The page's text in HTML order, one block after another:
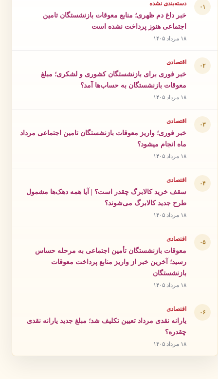
۰۱ دسته‌بندی نشده
خبر داغ دم ظهری؛ منابع معوقات بازنشستگان تامین
اجتماعی هنوز پرداخت نشده است
۱۸ مرداد ۱۴۰۵
۰۲ اقتصادی
خبر فوری برای بازنشستگان کشوری و لشکری؛ مبلغ
معوقات بازنشستگان به حساب‌ها آمد؟
۱۸ مرداد ۱۴۰۵
۰۳ اقتصادی
خبر فوری؛ واریز معوقات بازنشستگان تامین اجتماعی مرداد
ماه انجام میشود؟
۱۸ مرداد ۱۴۰۵
۰۴ اقتصادی
سقف خرید کالابرگ چقدر است؟ | آیا همه دهک‌ها مشمول
طرح جدید کالابرگ می‌شوند؟
۱۸ مرداد ۱۴۰۵
۰۵ اقتصادی
معوقات بازنشستگان تأمین اجتماعی به مرحله حساس
رسید؛ آخرین خبر از واریز منابع پرداخت معوقات
بازنشستگان
۱۸ مرداد ۱۴۰۵
۰۶ اقتصادی
یارانه نقدی مرداد تعیین تکلیف شد؛ مبلغ جدید یارانه نقدی
چقدره؟
۱۸ مرداد ۱۴۰۵